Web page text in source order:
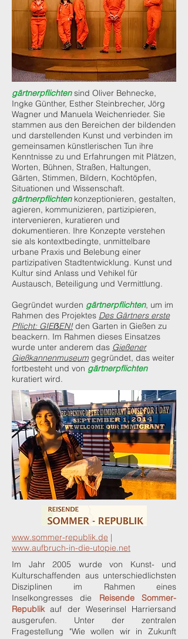
gärtnerpflichtensind Oliver Behnecke,
Ingke Günther, Esther Steinbrecher, Jörg
Wagner und Manuela Weichenrieder. Sie
stammen aus den Bereichen der bildenden
und darstellenden Kunst und verbinden im
gemeinsamen künstlerischen Tun ihre
Kenntnisse zu und Erfahrungen mit Plätzen,
Worten, Bühnen, Straßen, Haltungen,
Gärten, Stimmen, Bildern, Kochtöpfen,
Situationen und Wissenschaft.
gärtnerpflichtenkonzeptionieren, gestalten,
agieren, kommunizieren, partizipieren,
intervenieren, kuratieren und
dokumentieren. Ihre Konzepte verstehen
sie als kontextbedingte, unmittelbare
urbane Praxis und Belebung einer
partizipativen Stadtentwicklung. Kunst und
Kultur sind Anlass und Vehikel für
Austausch, Beteiligung und Vermittlung.
Gegründet wurden gärtnerpflichten, um im
Rahmen des Projektes Des Gärtners erste
Pflicht: GIEẞEN!den Garten in Gießen zu
beackern. Im Rahmen dieses Einsatzes
wurde unter anderem das Gießener
Gießkannenmuseum gegründet, das weiter
fortbesteht und von gärtnerpflichten
kuratiert wird.
www.sommer-republik.de |
www.aufbruch-in-die-utopie.net
Im Jahr 2005 wurde von Kunst- und
Kulturschaffenden aus unterschiedlichsten
Disziplinen im Rahmen eines
Inselkongresses die Reisende Sommer-
Republikauf der Weserinsel Harriersand
ausgerufen. Unter der zentralen
Fragestellung "Wie wollen wir in Zukunft